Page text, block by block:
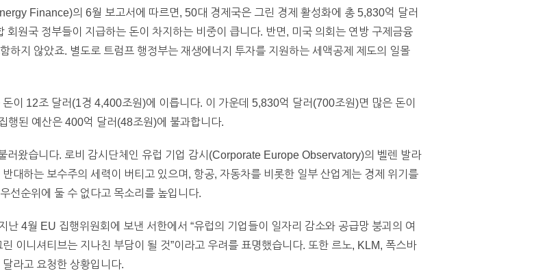
Finance)의 6월 보고서에 따르면, 50대 경제국은 그린 경제 활성화에 총 5,830억 달러
원국 정부들이 지급하는 돈이 차지하는 비중이 큽니다. 반면, 미국 의회는 연방 구제금융
하지 않았죠. 별도로 트럼프 행정부는 재생에너지 투자를 지원하는 세액공제 제도의 일몰
이 12조 달러(1경 4,400조원)에 이릅니다. 이 가운데 5,830억 달러(700조원)면 많은 돈이
행된 예산은 400억 달러(48조원)에 불과합니다.
러왔습니다. 로비 감시단체인 유럽 기업 감시(Corporate Europe Observatory)의 벨렌 발라
대하는 보수주의 세력이 버티고 있으며, 항공, 자동차를 비롯한 일부 산업계는 경제 위기를
선순위에 둘 수 없다고 목소리를 높입니다.
난 4월 EU 집행위원회에 보낸 서한에서 “유럽의 기업들이 일자리 감소와 공급망 붕괴의 여
이니셔티브는 지나친 부담이 될 것”이라고 우려를 표명했습니다. 또한 르노, KLM, 폭스바
라고 요청한 상황입니다.